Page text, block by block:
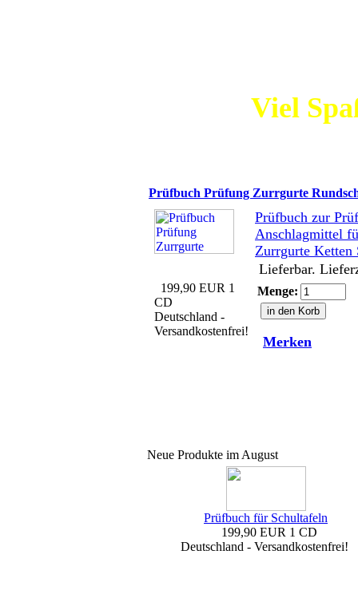
Viel
Prüfbuch Prüfung Zurrgurte
Prüfbuch zur
Anschlagmittel
Zurrgurte
Lieferbar.
199,90 EUR 1
CD
Deutschland -
Versandkostenfrei!
Menge:
Merken
Neue Produkte im August
Prüfbuch für Schultafeln
199,90 EUR 1 CD
Deutschland - Versandkostenfrei!